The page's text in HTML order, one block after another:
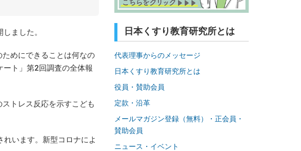
ました。
めにできることは何なの
ト」第2回調査の全体報
トレス反応を示すこども
います。新型コロナによ
日本くすり教育研究所とは
代表理事からのメッセージ
日本くすり教育研究所とは
役員・賛助会員
定款・沿革
メールマガジン登録（無料）・正会員・
賛助会員
ニュース・イベント